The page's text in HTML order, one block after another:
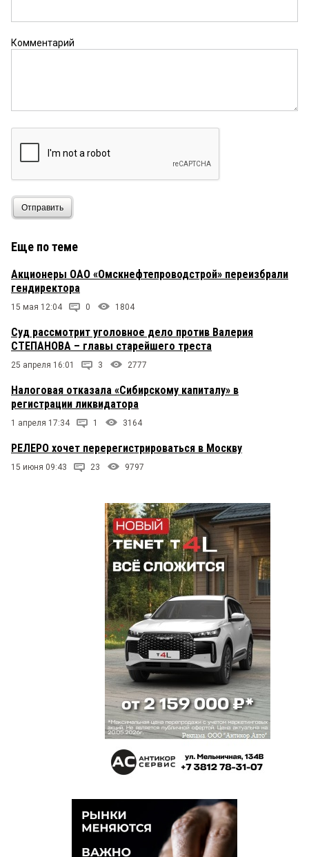
Комментарий
Отправить
Еще по теме
Акционеры ОАО «Омскнефтепроводстрой» переизбрали
гендиректора
15 мая 12:04 0 1804
Суд рассмотрит уголовное дело против Валерия
СТЕПАНОВА – главы старейшего треста
25 апреля 16:01 3 2777
Налоговая отказала «Сибирскому капиталу» в
регистрации ликвидатора
1 апреля 17:34 1 3164
РЕЛЕРО хочет перерегистрироваться в Москву
15 июня 09:43 23 9797